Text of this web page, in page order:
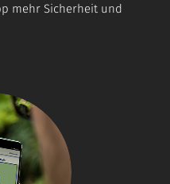
mehr Sicherheit und